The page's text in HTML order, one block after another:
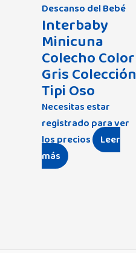
Descanso del Bebé
Interbaby
Minicuna
Colecho Color
Gris Colección
Tipi Oso
Necesitas estar
registrado para ver
los precios
Leer
más